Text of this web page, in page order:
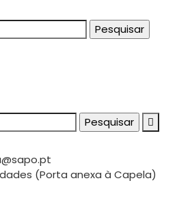
(Porta anexa à Capela)